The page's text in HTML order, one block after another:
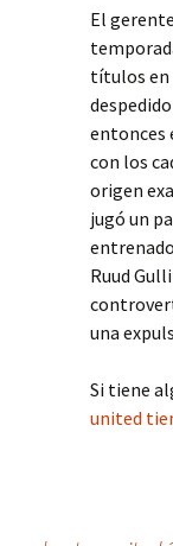
El
títulos en
entonces
con los
origen
jugó un
Ruud
una
Si tiene
united